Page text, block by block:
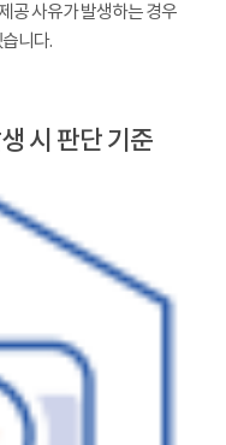
공 사유가 발생하는 경우
니다.
시 판단 기준